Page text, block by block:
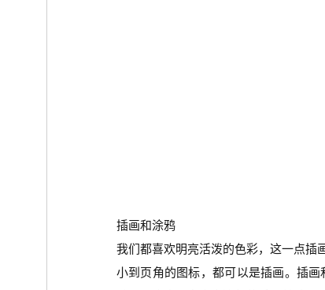
插画和涂鸦
我们都喜欢明亮活泼的色彩，这一点插
小到页角的图标，都可以是插画。插